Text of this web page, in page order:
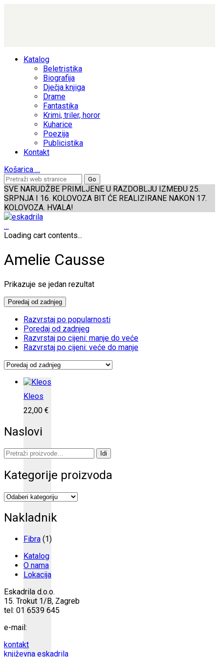
Katalog
Beletristika
Biografija
Dječja knjiga
Drame
Fantastika
Krimi, triler, horor
Kuharice
Poezija
Publicistika
Kontakt
Košarica …
SVE NARUDŽBE PRIMLJENE U RAZDOBLJU IZMEĐU 25.
SRPNJA I 16. KOLOVOZA BIT ĆE REALIZIRANE NAKON 17.
KOLOVOZA. HVALA!
…
Loading cart contents...
Amelie Causse
Prikazuje se jedan rezultat
Poredaj od zadnjeg
Razvrstaj po popularnosti
Poredaj od zadnjeg
Razvrstaj po cijeni: manje do veće
Razvrstaj po cijeni: veće do manje
Kleos
22,00 €
Naslovi
Pretraži: Idi
Kategorije proizvoda
Nakladnik
Fibra (1)
Katalog
O nama
Lokacija
Eskadrila d.o.o.
15. Trokut 1/B, Zagreb
tel: 01 6539 645
e-mail:
kontakt
književna eskadrila